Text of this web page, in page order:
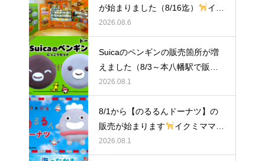
が始まりました（8/16迄）
イク
ミママのどうぶつドーナツ
2026.08.6
Suicaのペンギンの販売箇所が増
えました（8/3～本八幡駅で販
売）
イクミママのどうぶつドー
ナツ
2026.08.1
8/1から【のるるんドーナツ】の
販売が始まります
イクミママの
どうぶつドーナツ
2026.08.1